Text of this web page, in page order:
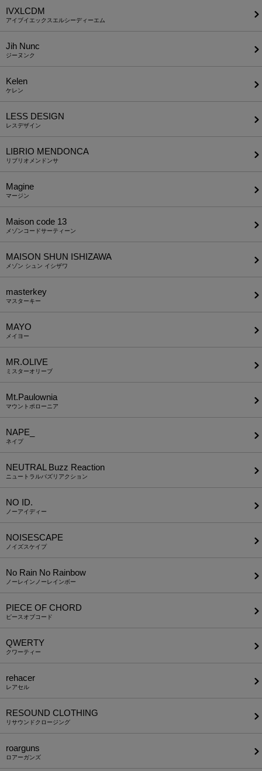
IVXLCDM
アイブイエックスエルシーディーエム
Jih Nunc
ジーヌンク
Kelen
ケレン
LESS DESIGN
レスデザイン
LIBRIO MENDONCA
リブリオメンドンサ
Magine
マージン
Maison code 13
メゾンコードサーティーン
MAISON SHUN ISHIZAWA
メゾン シュン イシザワ
masterkey
マスターキー
MAYO
メイヨー
MR.OLIVE
ミスターオリーブ
Mt.Paulownia
マウントポローニア
NAPE_
ネイプ
NEUTRAL Buzz Reaction
ニュートラルバズリアクション
NO ID.
ノーアイディー
NOISESCAPE
ノイズスケイプ
No Rain No Rainbow
ノーレインノーレインボー
PIECE OF CHORD
ピースオブコード
QWERTY
クワーティー
rehacer
レアセル
RESOUND CLOTHING
リサウンドクロージング
roarguns
ロアーガンズ